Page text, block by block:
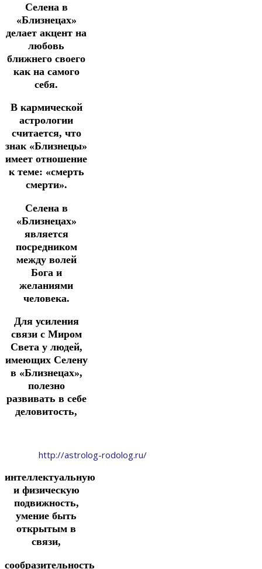
Селена в
«Близнецах»
делает акцент на
любовь
ближнего своего
как на самого
себя.
В кармической
астрологии
считается, что
знак «Близнецы»
имеет отношение
к теме: «смерть
смерти».
Селена в
«Близнецах»
является
посредником
между волей
Бога и
желаниями
человека.
Для усиления
связи с Миром
Света у людей,
имеющих Селену
в «Близнецах»,
полезно
развивать в себе
деловитость,
http://astrolog-rodolog.ru/
интеллектуальную
и физическую
подвижность,
умение быть
открытым в
связи,
сообразительность